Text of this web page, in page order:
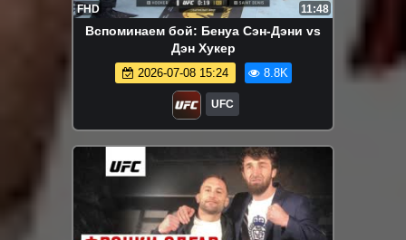
FHD 11:48
Вспоминаем бой: Бенуа Сэн-Дэни vs
Дэн Хукер
2026-07-08 15:24 8.8K
UFC